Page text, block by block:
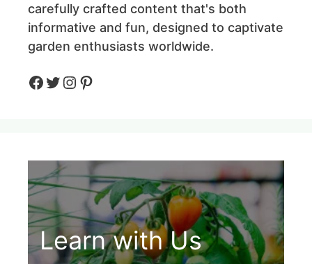
carefully crafted content that's both
informative and fun, designed to captivate
garden enthusiasts worldwide.
Facebook
Twitter
Instagram
Pinteres
Learn with Us